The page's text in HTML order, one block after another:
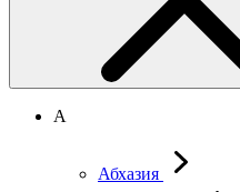
А
Абхазия